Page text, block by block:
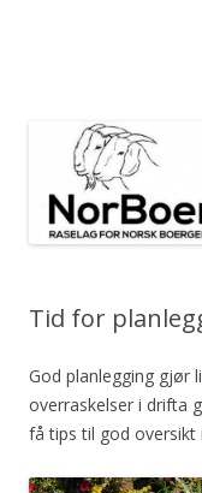
Tid for
God planlegging gjør
overraskelser i drifta
få tips til god